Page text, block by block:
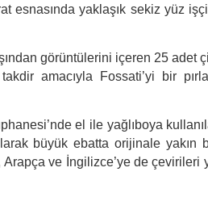
yaklaşık sekiz yüz işçi
görüntülerini içeren 25 adet
amacıyla Fossati’yi bir
el ile yağlıboya
büyük ebatta orijinale yakın
ve İngilizce’ye de çevirileri